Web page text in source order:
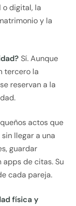
o digital, la
y la
Sí. Aunque
tercero la
reservan a la
actos que
llegar a una
guardar
de citas. Su
cada pareja.
física y